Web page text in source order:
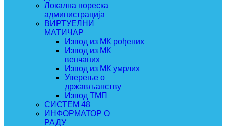
Локална пореска
администрација
ВИРТУЕЛНИ
МАТИЧАР
Извод из МК рођених
Извод из МК
венчаних
Извод из МК умрлих
Уверење о
држављанству
Извод ТМП
СИСТЕМ 48
ИНФОРМАТОР О
РАДУ